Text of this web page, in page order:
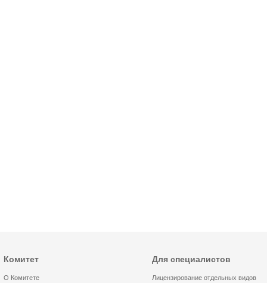
Комитет
О Комитете
Для специалистов
Лицензирование отдельных видов